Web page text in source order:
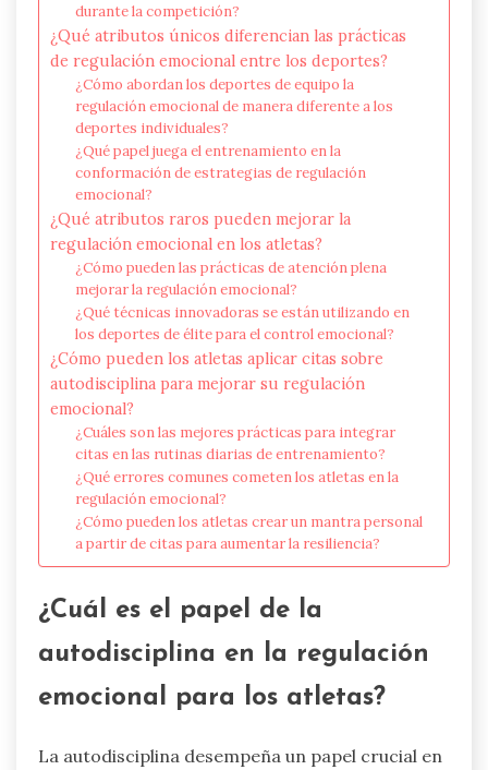
durante la competición?
¿Qué atributos únicos diferencian las prácticas
de regulación emocional entre los deportes?
¿Cómo abordan los deportes de equipo la
regulación emocional de manera diferente a los
deportes individuales?
¿Qué papel juega el entrenamiento en la
conformación de estrategias de regulación
emocional?
¿Qué atributos raros pueden mejorar la
regulación emocional en los atletas?
¿Cómo pueden las prácticas de atención plena
mejorar la regulación emocional?
¿Qué técnicas innovadoras se están utilizando en
los deportes de élite para el control emocional?
¿Cómo pueden los atletas aplicar citas sobre
autodisciplina para mejorar su regulación
emocional?
¿Cuáles son las mejores prácticas para integrar
citas en las rutinas diarias de entrenamiento?
¿Qué errores comunes cometen los atletas en la
regulación emocional?
¿Cómo pueden los atletas crear un mantra personal
a partir de citas para aumentar la resiliencia?
¿Cuál es el papel de la
autodisciplina en la regulación
emocional para los atletas?
La autodisciplina desempeña un papel crucial en